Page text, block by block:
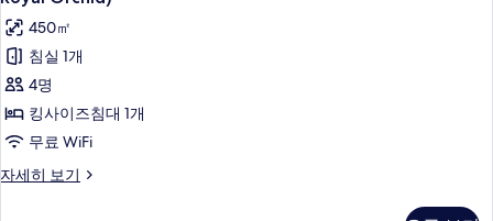
보
기
기
장,
수
영
장
전
망
전
용
수
영
장,
영
장
전
리
빌
라,
킹
사
이
450㎡
침실 1개
4명
킹사이즈침대 1개
무료 WiFi
자세히 보기
럭